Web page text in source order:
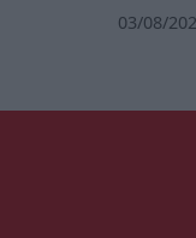
03/08/